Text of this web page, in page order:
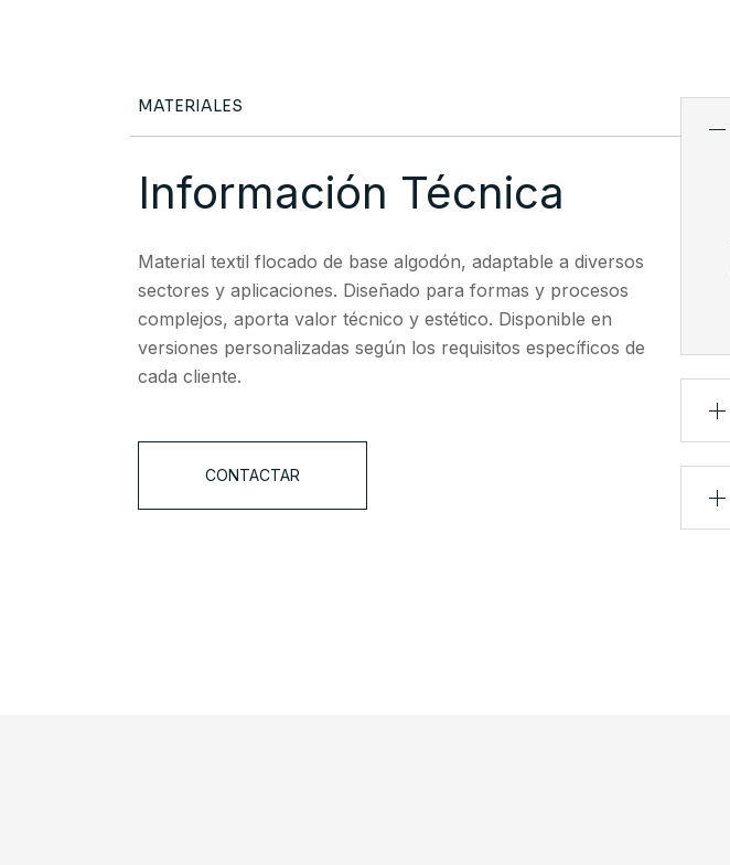
MATERIALES
Información Técnica
Material textil flocado de base algodón, adaptable a diversos
sectores y aplicaciones. Diseñado para formas y procesos
complejos, aporta valor técnico y estético. Disponible en
versiones personalizadas según los requisitos específicos de
cada cliente.
CONTACTAR